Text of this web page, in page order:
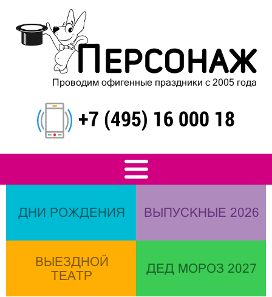
Проводим офигенные праздники с 2005 года
+7 (495) 16 000 18
ДНИ РОЖДЕНИЯ ВЫПУСКНЫЕ 2026
ВЫЕЗДНОЙ
ТЕАТР
ДЕД МОРОЗ 2027